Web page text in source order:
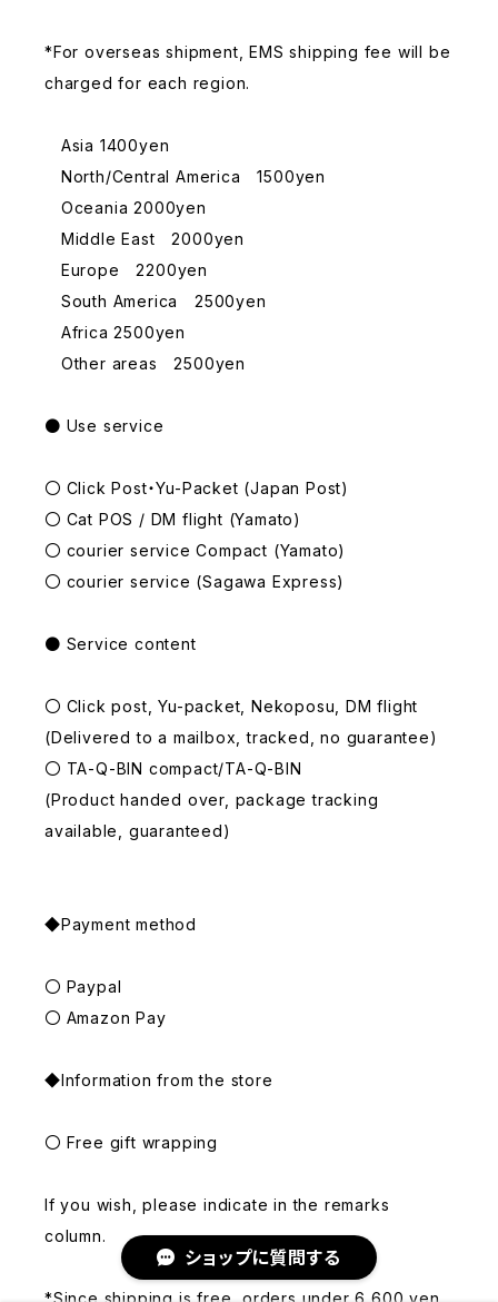
ショップに質問する
*For overseas shipment, EMS shipping fee will be
charged for each region.
Asia 1400yen
North/Central America 1500yen
Oceania 2000yen
Middle East 2000yen
Europe 2200yen
South America 2500yen
Africa 2500yen
Other areas 2500yen
● Use service
〇 Click Post・Yu-Packet (Japan Post)
〇 Cat POS / DM flight (Yamato)
〇 courier service Compact (Yamato)
〇 courier service (Sagawa Express)
● Service content
〇 Click post, Yu-packet, Nekoposu, DM flight
(Delivered to a mailbox, tracked, no guarantee)
〇 TA-Q-BIN compact/TA-Q-BIN
(Product handed over, package tracking
available, guaranteed)
◆Payment method
〇 Paypal
〇 Amazon Pay
◆Information from the store
〇 Free gift wrapping
If you wish, please indicate in the remarks
column.
*Since shipping is free, orders under 6,600 yen